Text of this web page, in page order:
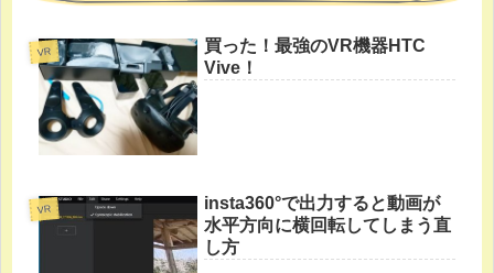
VR
買った！最強のVR機器HTC
Vive！
VR
insta360°で出力すると動画が
水平方向に横回転してしまう直
し方